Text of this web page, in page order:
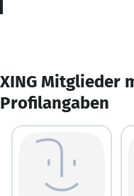
XING Mitglieder
Profilangaben